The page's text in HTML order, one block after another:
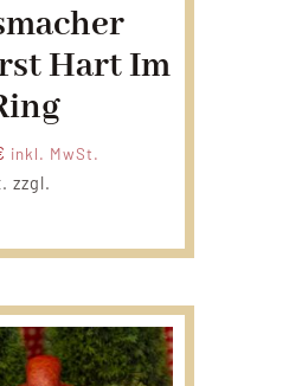
Hart Im
inkl. MwSt.
zzgl.